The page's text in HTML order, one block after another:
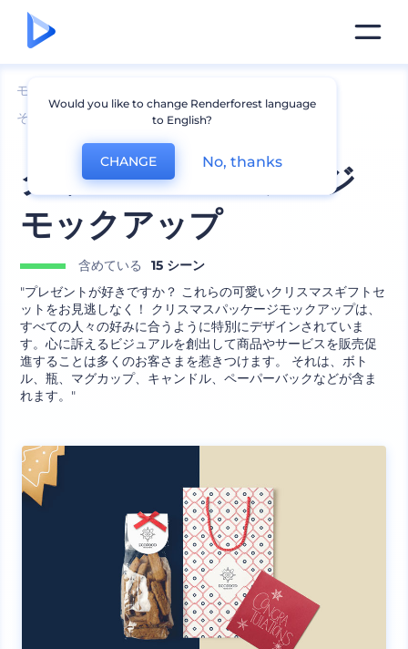
モックアップ
その他のブランディング モックアップ
クリスマスパッケージ
モックアップ
含めている
15 シーン
"プレゼントが好きですか？ これらの可愛いクリスマスギフトセ
ットをお見逃しなく！ クリスマスパッケージモックアップは、
すべての人々の好みに合うように特別にデザインされていま
す。心に訴えるビジュアルを創出して商品やサービスを販売促
進することは多くのお客さまを惹きつけます。 それは、ボト
ル、瓶、マグカップ、キャンドル、ペーパーバックなどが含ま
れます。"
Would you like to change Renderforest language
to English?
CHANGE No, thanks